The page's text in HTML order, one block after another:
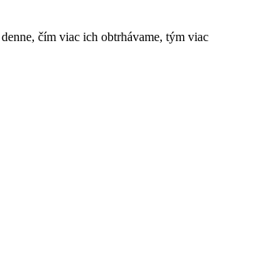
čím viac ich obtrhávame, tým viac